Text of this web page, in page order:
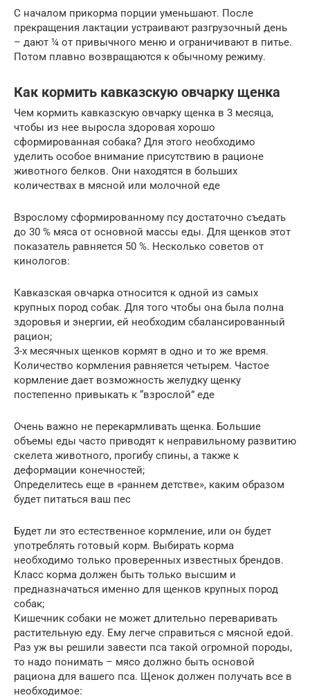
С началом прикорма порции уменьшают. После
прекращения лактации устраивают разгрузочный день
– дают ¼ от привычного меню и ограничивают в питье.
Потом плавно возвращаются к обычному режиму.
Как кормить кавказскую овчарку щенка
Чем кормить кавказскую овчарку щенка в 3 месяца,
чтобы из нее выросла здоровая хорошо
сформированная собака? Для этого необходимо
уделить особое внимание присутствию в рационе
животного белков. Они находятся в больших
количествах в мясной или молочной еде
Взрослому сформированному псу достаточно съедать
до 30 % мяса от основной массы еды. Для щенков этот
показатель равняется 50 %. Несколько советов от
кинологов:
Кавказская овчарка относится к одной из самых
крупных пород собак. Для того чтобы она была полна
здоровья и энергии, ей необходим сбалансированный
рацион;
3-х месячных щенков кормят в одно и то же время.
Количество кормления равняется четырем. Частое
кормление дает возможность желудку щенку
постепенно привыкать к “взрослой” еде
Очень важно не перекармливать щенка. Большие
объемы еды часто приводят к неправильному развитию
скелета животного, прогибу спины, а также к
деформации конечностей;
Определитесь еще в «раннем детстве», каким образом
будет питаться ваш пес
Будет ли это естественное кормление, или он будет
употреблять готовый корм. Выбирать корма
необходимо только проверенных известных брендов.
Класс корма должен быть только высшим и
предназначаться именно для щенков крупных пород
собак;
Кишечник собаки не может длительно переваривать
растительную еду. Ему легче справиться с мясной едой.
Раз уж вы решили завести пса такой огромной породы,
то надо понимать – мясо должно быть основой
рациона для вашего пса. Щенок должен получать все в